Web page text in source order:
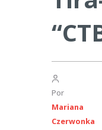
Por
Mariana
Czerwonka